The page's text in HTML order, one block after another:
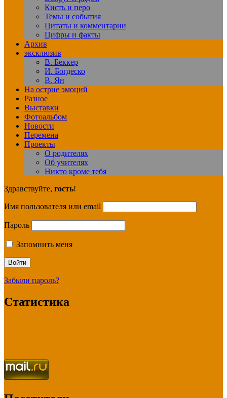
Кисть и перо
Темы и события
Цитаты и комментарии
Цифры и факты
Архив
эксклюзив
В. Беккер
И. Богдеско
В. Ян
На острие эмоций
Разное
Выставки
Фотоальбом
Новости
Перемена
Проекты
О родителях
Об учителях
Никто кроме тебя
Здравствуйте, гость!
Имя пользователя или email
Пароль
Запомнить меня
Забыли пароль?
Статистика